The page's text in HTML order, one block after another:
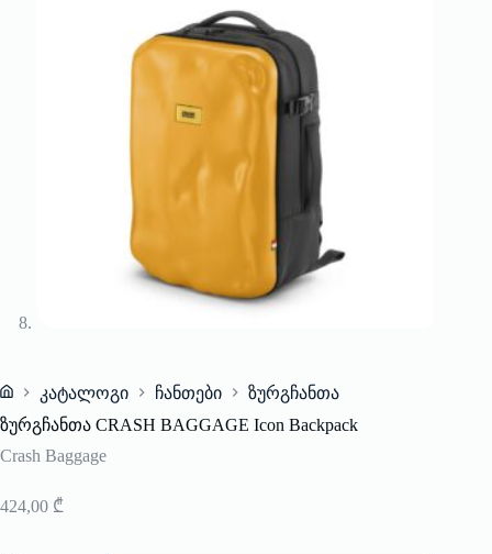
Home
კატალოგი ჩანთები
ზურგჩანთა
ზურგჩანთა CRASH BAGGAGE Icon Backpack
Crash Baggage
424,00 ₾